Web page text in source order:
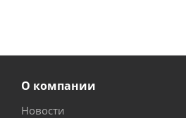
О компании
Новости